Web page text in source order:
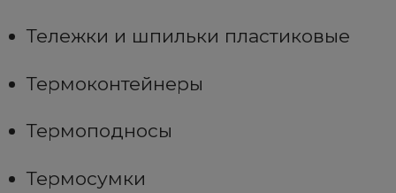
Тележки и шпильки пластиковые
Термоконтейнеры
Термоподносы
Термосумки